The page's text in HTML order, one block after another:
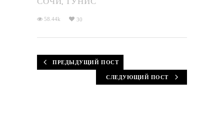
,
58.44k 30
ПРЕДЫДУЩИЙ ПОСТ
СЛЕДУЮЩИЙ ПОСТ